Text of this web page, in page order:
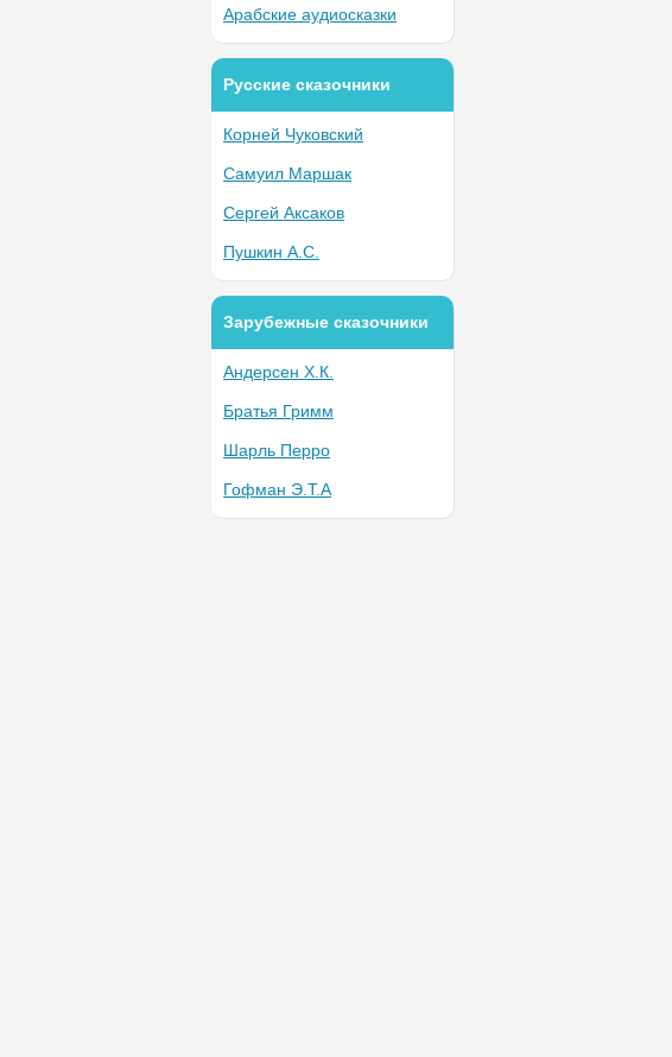
Арабские аудиосказки
Русские сказочники
Корней Чуковский
Самуил Маршак
Сергей Аксаков
Пушкин А.С.
Зарубежные сказочники
Андерсен Х.К.
Братья Гримм
Шарль Перро
Гофман Э.Т.А